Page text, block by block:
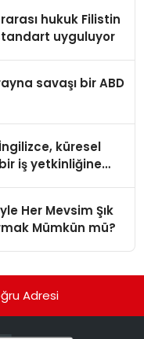
hukuk Filistin
uyguluyor
savaşı bir ABD
küresel
iş yetkinliğine
Her Mevsim Şık
Mümkün mü?
Adresi